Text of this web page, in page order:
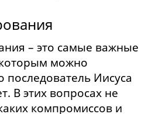
– это самые важные
можно
последователь Иисуса
В этих вопросах не
компромиссов и